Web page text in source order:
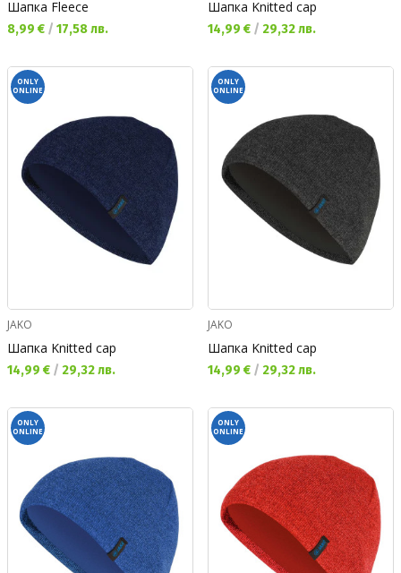
Шапка Fleece
Текуща цена:
8,99 € / 17,58 лв.
Шапка Knitted cap
Текуща цена:
14,99 € / 29,32 лв.
ONLY
ONLINE
JAKO
Шапка Knitted cap
Текуща цена:
14,99 € / 29,32 лв.
ONLY
ONLINE
JAKO
Шапка Knitted cap
Текуща цена:
14,99 € / 29,32 лв.
ONLY
ONLINE
ONLY
ONLINE